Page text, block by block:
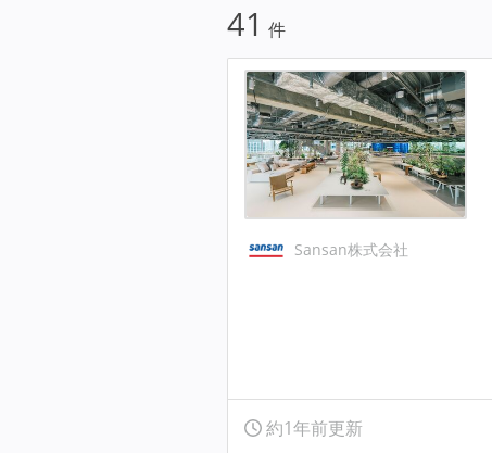
41 件
Sansan株式会社
約1年前更新